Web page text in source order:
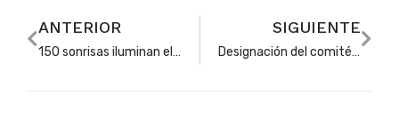
ANTERIOR
150 sonrisas iluminan el Colegio Luis Henríquez de Soacha con la entrega de kits escolares
SIGUIENTE
Designación del comité evaluador para licitación del servicio de vigilancia en colegios de Soacha